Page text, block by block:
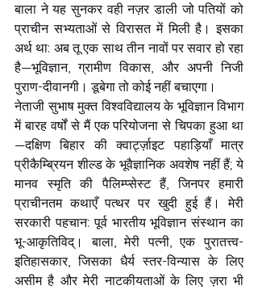
बाला ने यह सुनकर वही नज़र डाली जो पतियों को
प्राचीन सभ्यताओं से विरासत में मिली है। इसका
अर्थ था: अब तू एक साथ तीन नावों पर सवार हो रहा
है—भूविज्ञान, ग्रामीण विकास, और अपनी निजी
पुराण-दीवानगी। डूबेगा तो कोई नहीं बचाएगा।
नेताजी सुभाष मुक्त विश्वविद्यालय के भूविज्ञान विभाग
में बारह वर्षों से मैं एक परियोजना से चिपका हुआ था
—दक्षिण बिहार की क्वार्ट्ज़ाइट पहाड़ियाँ मात्र
प्रीकैम्ब्रियन शील्ड के भूवैज्ञानिक अवशेष नहीं हैं; ये
मानव स्मृति की पैलिम्प्सेस्ट हैं, जिनपर हमारी
प्राचीनतम कथाएँ पत्थर पर खुदी हुई हैं। मेरी
सरकारी पहचान: पूर्व भारतीय भूविज्ञान संस्थान का
भू-आकृतिविद्। बाला, मेरी पत्नी, एक पुरातत्त्व-
इतिहासकार, जिसका धैर्य स्तर-विन्यास के लिए
असीम है और मेरी नाटकीयताओं के लिए ज़रा भी